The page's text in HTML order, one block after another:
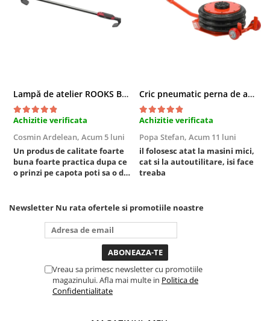
Sistem Vibro-Power
Truse de biti
Truse de surubelnite
Vulcanizare
Masini de dejantat roti
Masini de echilibrat roti
Truse de scule
Truse si Accesorii 1/4
Truse si Accesorii 3/4
Lampă de atelier ROOKS B2 HYBRID pentru capotă, 2000 lumeni, 5000 mAh
Achizitie verificata
Cosmin Ardelean, Acum 5 luni
Un produs de calitate foarte
buna foarte practica dupa ce
o prinzi pe capota poti sa o dai
puternica si de la baterie care
bagi la priza nu mai ai treaba
toata ziua ,ce...
Cric pneumatic perna de aer cu inaltator 6T
Achizitie verificata
Popa Stefan, Acum 11 luni
il folosesc atat la masini mici,
cat si la autoutilitare, isi face
treaba
Newsletter Nu rata ofertele si promotiile noastre
Vreau sa primesc newsletter cu promotiile
magazinului. Afla mai multe in Politica de
Confidentialitate